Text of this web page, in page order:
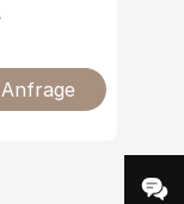
Anfrage